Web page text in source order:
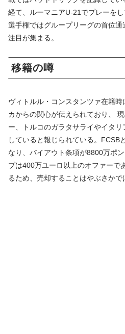
経て、ルーマニアU-21でプレーを
選手権ではグループリーグの首位
注目が集まる。
移籍
ヴィトルル・コンスタンツァ在籍
カからの関心が伝えられており、
ー、トルコのガラタサライやイタ
していると報じられている。FCSB
なり、バイアウト条項が8800万ポ
ブは400万ユーロ以上のオファーで
るため、売却することはやぶさかで